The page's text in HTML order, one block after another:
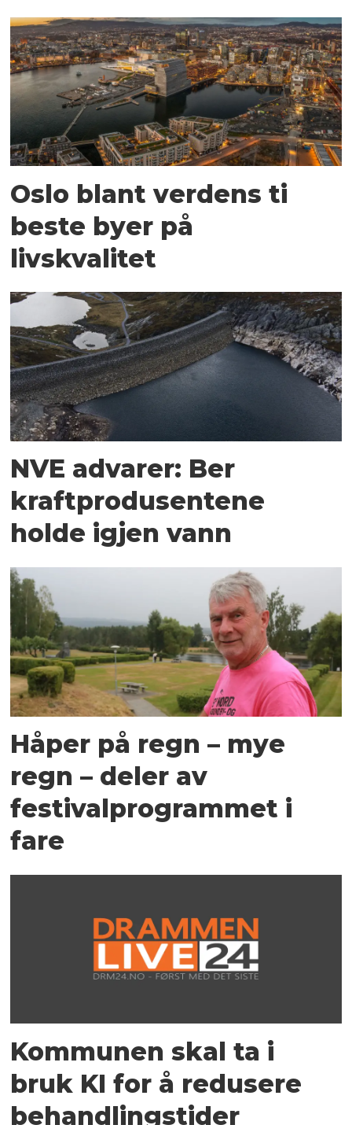
Oslo blant verdens ti
beste byer på
livskvalitet
NVE advarer: Ber
kraftprodusentene
holde igjen vann
Håper på regn – mye
regn – deler av
festivalprogrammet i
fare
Kommunen skal ta i
bruk KI for å redusere
behandlingstider